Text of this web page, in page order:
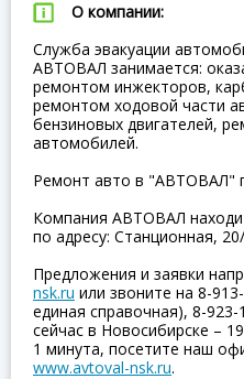
О компании:
Служба эвакуации
АВТОВАЛ занимается:
ремонтом инжекторов,
ремонтом ходовой части
бензиновых двигателей,
автомобилей.
Ремонт авто в "АВТОВАЛ"
Компания АВТОВАЛ
по адресу: Станционная,
Предложения и заявки
nsk.ru или звоните на 8-
единая справочная), 8-
сейчас в Новосибирске –
1 минута, посетите наш
www.avtoval-nsk.ru.